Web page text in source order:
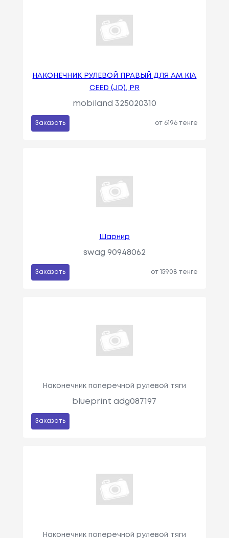
НАКОНЕЧНИК РУЛЕВОЙ ПРАВЫЙ ДЛЯ АМ KIA
CEED (JD), PR
mobiland 325020310
Заказать от 6196 тенге
Шарнир
swag 90948062
Заказать от 15908 тенге
Наконечник поперечной рулевой тяги
blueprint adg087197
Заказать
Наконечник поперечной рулевой тяги